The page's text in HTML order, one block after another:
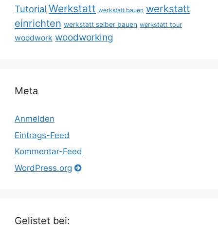
Tutorial Werkstatt werkstatt bauen werkstatt
einrichten werkstatt selber bauen werkstatt tour
woodwork woodworking
Meta
Anmelden
Eintrags-Feed
Kommentar-Feed
WordPress.org
Gelistet bei: